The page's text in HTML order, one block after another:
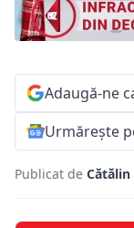
Adaugă-ne
Urmărește
Publicat de